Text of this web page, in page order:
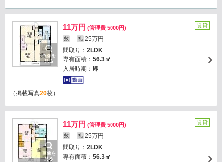
画像を
見る
11万円 (管理費 5000円)
敷 - 礼 25万円
間取り： 2LDK
専有面積： 56.3㎡
入居時期： 即
賃貸
（掲載写真20枚）
画像を
見る
11万円 (管理費 5000円)
敷 - 礼 25万円
間取り： 2LDK
専有面積： 56.3㎡
賃貸